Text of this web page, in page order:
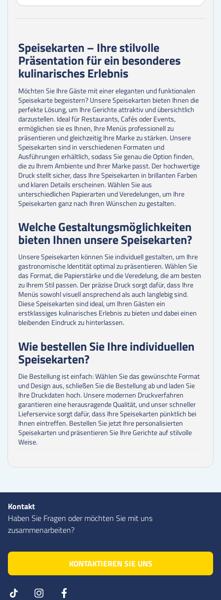
150Stk.
0,43 €
225Stk.
0,40 €
250Stk.
0,37 €
300Stk.
350Stk.
400Stk.
0,32 €
450Stk.
0,32 €
500 Stk. 0,32 €
Speisekarten – Ihre stilvolle
Präsentation für ein besonderes
kulinarisches Erlebnis
Möchten Sie Ihre Gäste mit einer eleganten und funktionalen
Speisekarte begeistern? Unsere Speisekarten bieten Ihnen die
perfekte Lösung, um Ihre Gerichte attraktiv und übersichtlich
darzustellen. Ideal für Restaurants, Cafés oder Events,
ermöglichen sie es Ihnen, Ihre Menüs professionell zu
präsentieren und gleichzeitig Ihre Marke zu stärken. Unsere
Speisekarten sind in verschiedenen Formaten und
Ausführungen erhältlich, sodass Sie genau die Option finden,
die zu Ihrem Ambiente und Ihrer Marke passt. Der hochwertige
Druck stellt sicher, dass Ihre Speisekarten in brillanten Farben
und klaren Details erscheinen. Wählen Sie aus
unterschiedlichen Papierarten und Veredelungen, um Ihre
Speisekarten ganz nach Ihren Wünschen zu gestalten.
Welche Gestaltungsmöglichkeiten
bieten Ihnen unsere Speisekarten?
Unsere Speisekarten können Sie individuell gestalten, um Ihre
gastronomische Identität optimal zu präsentieren. Wählen Sie
das Format, die Papierstärke und die Veredelung, die am besten
zu Ihrem Stil passen. Der präzise Druck sorgt dafür, dass Ihre
Menüs sowohl visuell ansprechend als auch langlebig sind.
Diese Speisekarten sind ideal, um Ihren Gästen ein
erstklassiges kulinarisches Erlebnis zu bieten und dabei einen
bleibenden Eindruck zu hinterlassen.
Wie bestellen Sie Ihre individuellen
Speisekarten?
Die Bestellung ist einfach: Wählen Sie das gewünschte Format
und Design aus, schließen Sie die Bestellung ab und laden Sie
Ihre Druckdaten hoch. Unsere modernen Druckverfahren
garantieren eine herausragende Qualität, und unser schneller
Lieferservice sorgt dafür, dass Ihre Speisekarten pünktlich bei
Ihnen eintreffen. Bestellen Sie jetzt Ihre personalisierten
Speisekarten und präsentieren Sie Ihre Gerichte auf stilvolle
Weise.
Kontakt
Haben Sie Fragen oder möchten Sie mit uns
zusammenarbeiten?
KONTAKTIEREN SIE UNS